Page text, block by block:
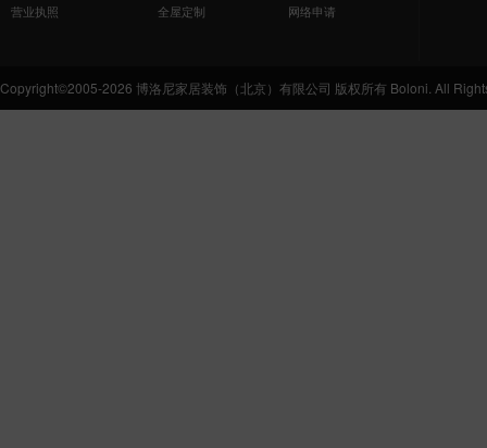
营业执照
全屋定制
网络申请
Copyright©2005-2026 博洛尼家居装饰（北京）有限公司 版权所有 Boloni. All